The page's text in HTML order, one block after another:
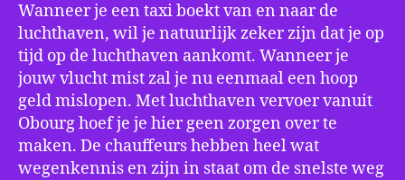
Wanneer je een taxi boekt van en naar de
luchthaven, wil je natuurlijk zeker zijn dat je op
tijd op de luchthaven aankomt. Wanneer je
jouw vlucht mist zal je nu eenmaal een hoop
geld mislopen. Met luchthaven vervoer vanuit
Obourg hoef je je hier geen zorgen over te
maken. De chauffeurs hebben heel wat
wegenkennis en zijn in staat om de snelste weg